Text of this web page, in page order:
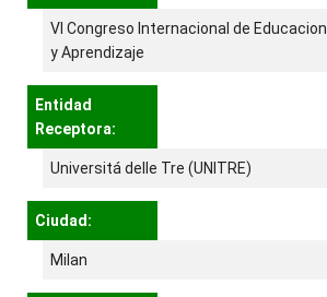
VI Congreso Internacional de Educacion
y Aprendizaje
Entidad
Receptora:
Universitá delle Tre (UNITRE)
Ciudad:
Milan